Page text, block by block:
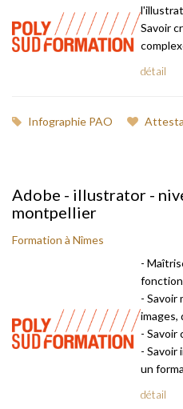
Savoir
détail
Infographie PAO
Adobe - illustrator -
montpellier
Formation à Nîmes
-
- Savoir
images,
- Savoir
- Savoir
un
détail